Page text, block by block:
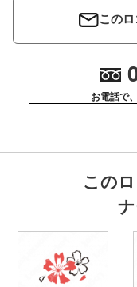
この
お電話で
この